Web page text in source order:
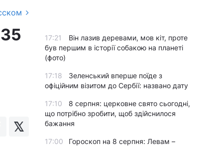
17:21
Він лазив деревами, мов кіт, проте
був першим в історії собакою на планеті
(фото)
17:18
Зеленський вперше поїде з
офіційним візитом до Сербії: названо дату
17:10
8 серпня: церковне свято сьогодні,
що потрібно зробити, щоб здійснилося
бажання
17:00
Гороскоп на 8 серпня: Левам –